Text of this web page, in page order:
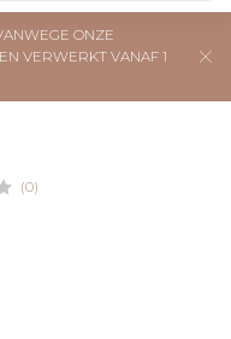
ONZE
VERWERKT VANAF 1
(0)